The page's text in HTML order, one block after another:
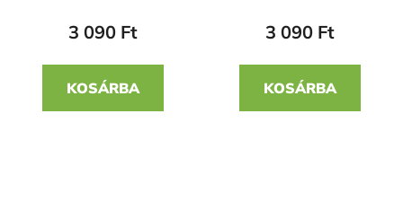
3 090 Ft
KOSÁRBA
3 090 Ft
KOSÁRBA